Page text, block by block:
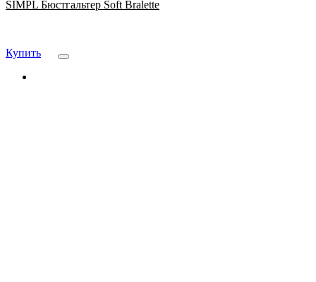
SIMPL Бюстгальтер Soft Bralette
Купить